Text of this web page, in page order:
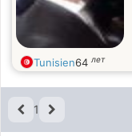
Tunisien64 лет
1